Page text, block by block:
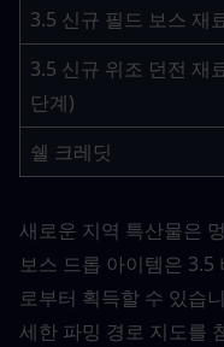
3.5 신규 필드 보스 재
3.5 신규 위조 던전 재
단계)
쉘 크레딧
새로운 지역 특산물은
보스 드롭 아이템은 3.5
로부터 획득할 수 있습
세한 파밍 경로 지도를